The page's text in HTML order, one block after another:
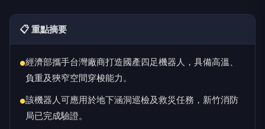
📋 重點摘要
●經濟部攜手台灣廠商打造國產四足機器人，具備高溫、
負重及狹窄空間穿梭能力。
●該機器人可應用於地下涵洞巡檢及救災任務，新竹消防
局已完成驗證。